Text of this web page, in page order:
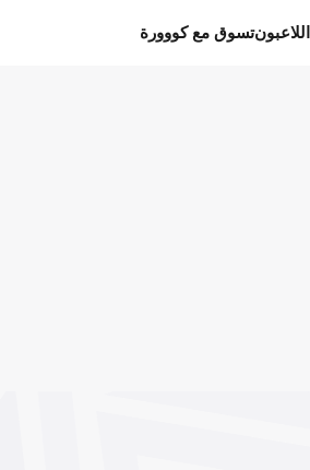
اللاعبونتسوق مع كووورة